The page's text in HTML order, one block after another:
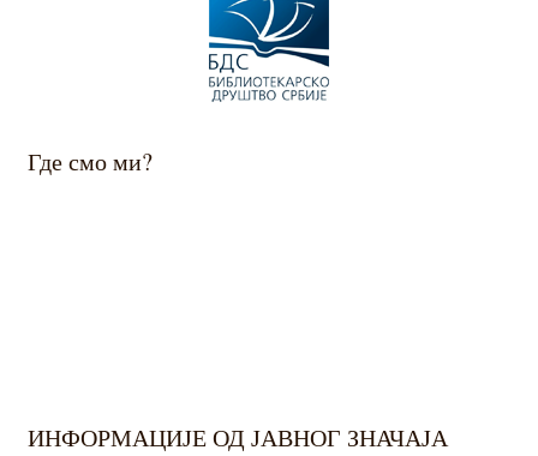
Где смо ми?
ИНФОРМАЦИЈЕ ОД ЈАВНОГ ЗНАЧАЈА